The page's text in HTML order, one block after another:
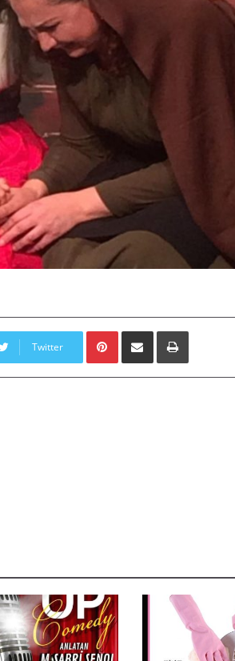
Twitter
Pinterest E-Posta ile paylaş Yazdır